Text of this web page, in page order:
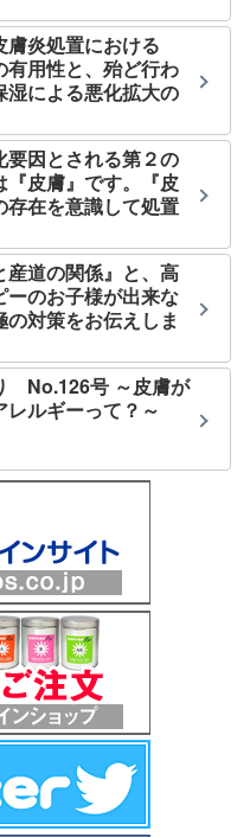
膚炎処置における
有用性と、殆ど行わ
湿による悪化拡大の
要因とされる第２の
『皮膚』です。『皮
存在を意識して処置
産道の関係』と、高
ーのお子様が出来な
の対策をお伝えしま
No.126号 ～皮膚が
レルギーって？～